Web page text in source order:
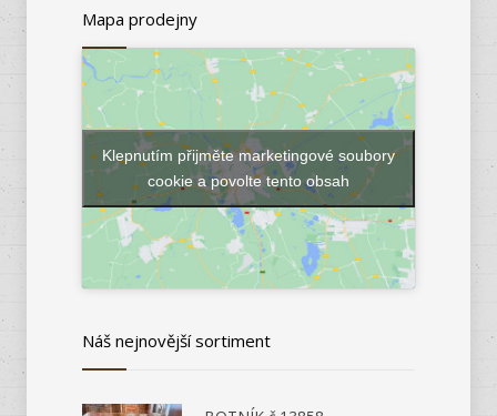
Mapa prodejny
Klepnutím přijměte marketingové soubory
cookie a povolte tento obsah
Náš nejnovější sortiment